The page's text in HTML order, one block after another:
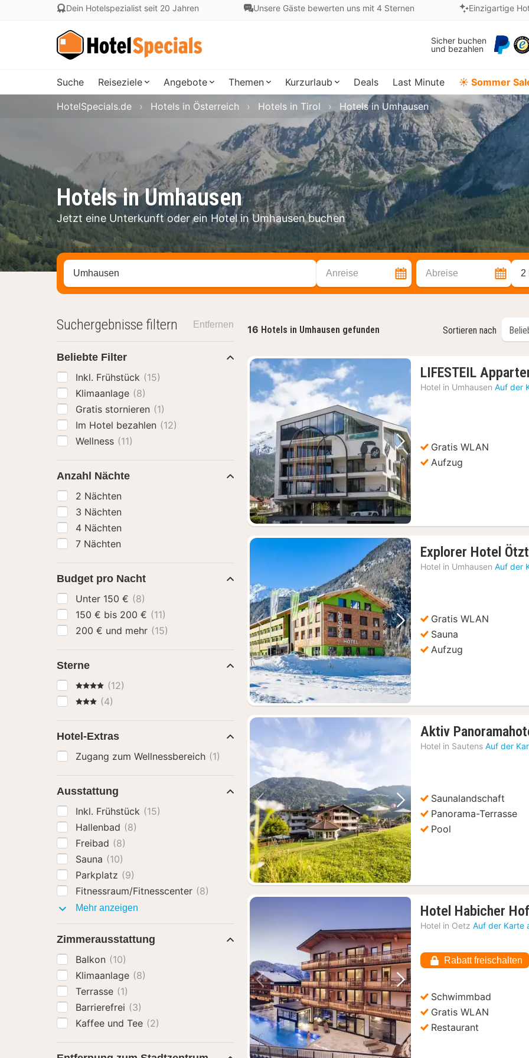
Dein Hotelspezialist seit 20 Jahren Unsere Gäste bewerten uns mit 4 Sternen Einzigartige
Sicher buchen
und bezahlen
Suche Reiseziele Angebote Themen Kurzurlaub Deals Last Minute ☀️ Sommer
Hotels in Umhausen
Jetzt eine Unterkunft oder ein Hotel in Umhausen buchen
HotelSpecials.de Hotels in Österreich Hotels in Tirol Hotels in Umhausen
Stadt, Region oder Hotel suchen Anreise Abreise 2
16 Hotels in Umhausen gefunden Sortieren nach
Vorheriges Bild Nächstes Bild
LIFESTEIL
Hotel in Umhausen Auf der
Gratis WLAN
Aufzug
Vorheriges Bild Nächstes Bild
Explorer Hotel
Hotel in Umhausen Auf der
Gratis WLAN
Sauna
Aufzug
Vorheriges Bild Nächstes Bild
Aktiv
Hotel in Sautens Auf der
Saunalandschaft
Panorama-Terrasse
Pool
Vorheriges Bild Nächstes Bild
Hotel Habicher Hof
Hotel in Oetz Auf der Karte
Rabatt freischalten
Schwimmbad
Gratis WLAN
Restaurant
Suchergebnisse filtern Entfernen
Beliebte Filter
Inkl. Frühstück (15)
Klimaanlage (8)
Gratis stornieren (1)
Im Hotel bezahlen (12)
Wellness (11)
Anzahl Nächte
2 Nächten
3 Nächten
4 Nächten
7 Nächten
Budget pro Nacht
Unter 150 € (8)
150 € bis 200 € (11)
200 € und mehr (15)
Sterne
4 Sterne(12)
3 Sterne
(4)
Hotel-Extras
Zugang zum Wellnessbereich (1)
Ausstattung
Inkl. Frühstück (15)
Hallenbad (8)
Freibad (8)
Sauna (10)
Parkplatz (9)
Fitnessraum/Fitnesscenter (8)
Mehr anzeigen
Zimmerausstattung
Balkon (10)
Klimaanlage (8)
Terrasse (1)
Barrierefrei (3)
Kaffee und Tee (2)